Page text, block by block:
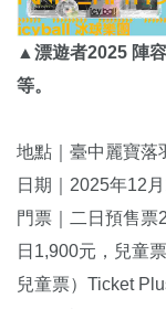
▲漂遊者2025 陣
等。
地點｜臺中麗寶落
日期｜2025年12
門票｜二日預售票
日1,900元，兒童
兒童票）Ticket